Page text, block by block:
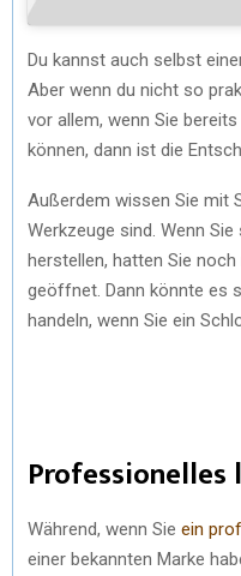
Du kannst auch selbst
Aber wenn du nicht so
vor allem, wenn Sie
können, dann ist die
Außerdem wissen Sie mit
Werkzeuge sind. Wenn
herstellen, hatten Sie
geöffnet. Dann könnte es
handeln, wenn Sie ein
Während, wenn Sie ein
einer bekannten Marke